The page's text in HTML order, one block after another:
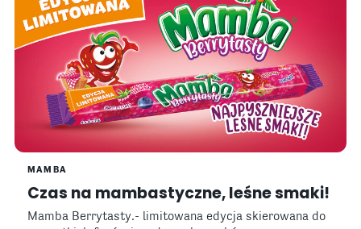
MAMBA
Czas na mambastyczne, leśne smaki!
Mamba Berrytasty.- limitowana edycja skierowana do